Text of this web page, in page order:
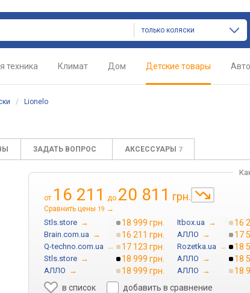
только коляски
техника Климат Дом Детские товары Авто
/ Lionelo
ЗАДАТЬ ВОПРОС АКСЕССУАРЫ 7
от 16 211 до 20 811 грн.
Сравнить цены 19 →
Stls.store → 18 999 грн. Itbox.ua → 16
Brain.com.ua → 16 211 грн. АЛЛО → 17
Q-techno.com.ua → 17 123 грн. Rozetka.ua → 18
Stls.store → 18 999 грн. АЛЛО → 18
АЛЛО → 18 999 грн. АЛЛО →
18
в список
добавить в сравнение